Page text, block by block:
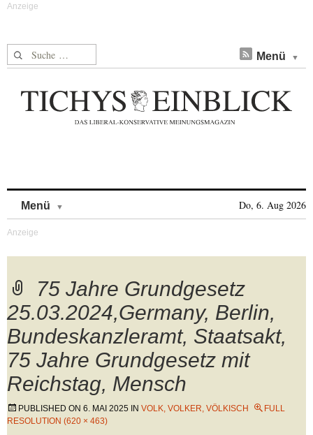
Suche nach: Menü
Menü Do, 6. Aug 2026
75 Jahre Grundgesetz
25.03.2024,Germany, Berlin,
Bundeskanzleramt, Staatsakt,
75 Jahre Grundgesetz mit
Reichstag, Mensch
PUBLISHED ON 6. MAI 2025 IN VOLK, VOLKER, VÖLKISCH
FULL
RESOLUTION (620 × 463)